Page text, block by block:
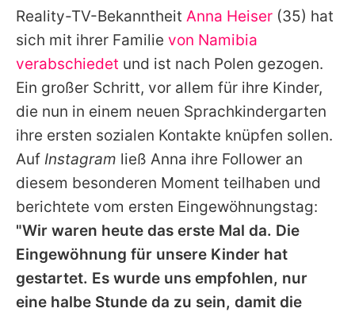
Alle Themen auf Promiflash
Jobs
App runterladen
Team
Redaktionelle Richtlinien
Impressum
Datenschutzerklärung
Nutzungsbedingungen
Utiq verwalten
Reality-TV-Bekanntheit Anna Heiser (35) hat
sich mit ihrer Familie von Namibia
verabschiedet und ist nach Polen gezogen.
Ein großer Schritt, vor allem für ihre Kinder,
die nun in einem neuen Sprachkindergarten
ihre ersten sozialen Kontakte knüpfen sollen.
Auf Instagram ließ Anna ihre Follower an
diesem besonderen Moment teilhaben und
berichtete vom ersten Eingewöhnungstag:
"Wir waren heute das erste Mal da. Die
Eingewöhnung für unsere Kinder hat
gestartet. Es wurde uns empfohlen, nur
eine halbe Stunde da zu sein, damit die